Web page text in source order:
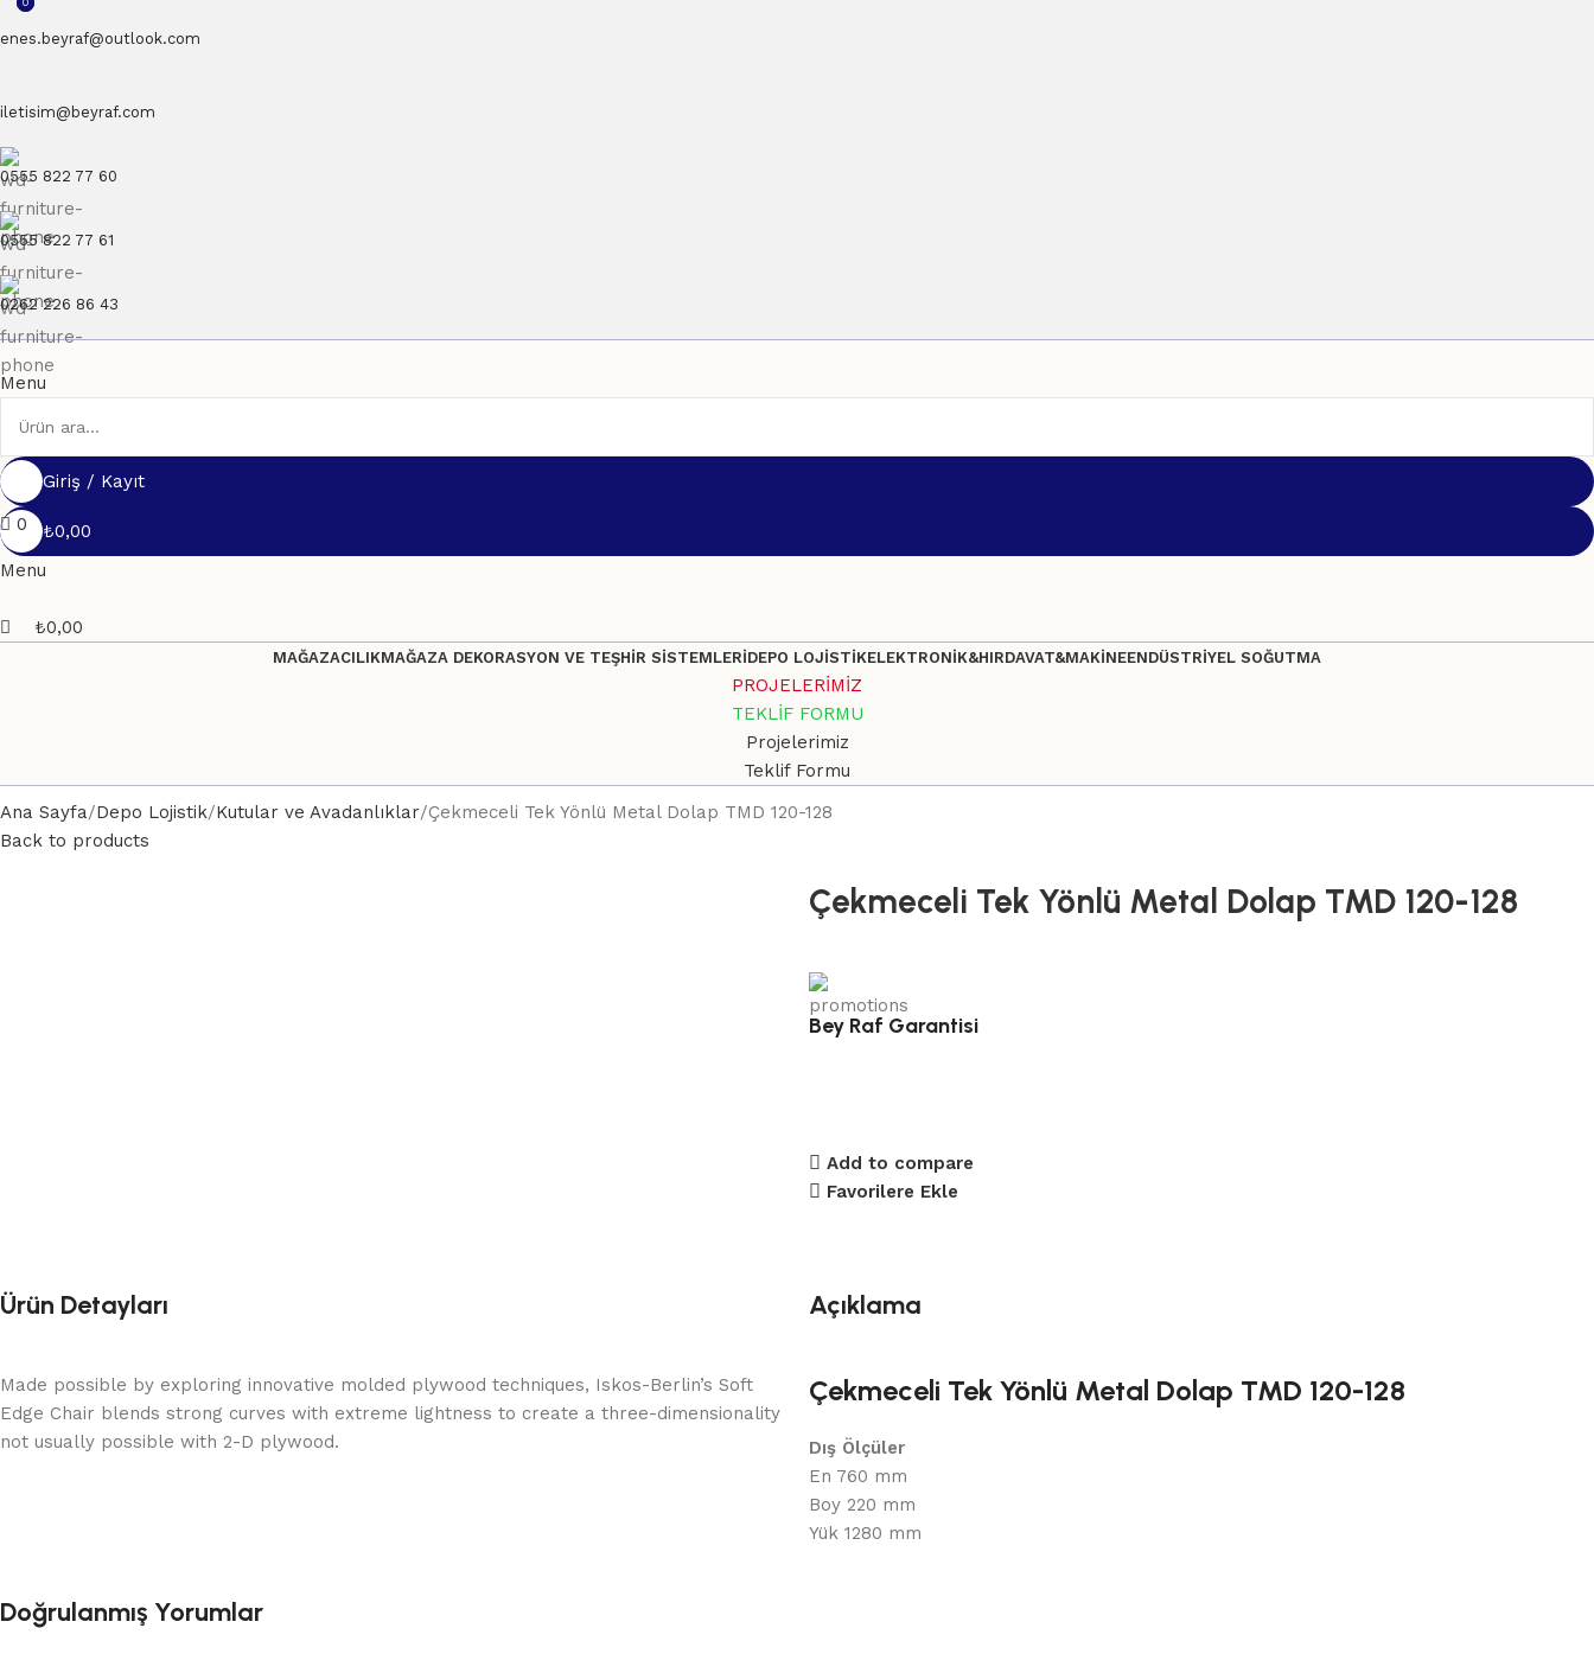
enes.beyraf@outlook.com
iletisim@beyraf.com
0555 822 77 60
0555 822 77 61
0262 226 86 43
Menu
Giriş / Kayıt
0
₺0,00
Menu
0
₺0,00
MAĞAZACILIKMAĞAZA DEKORASYON VE TEŞHİR SİSTEMLERİDEPO LOJİSTİKELEKTRONİK&HIRDAVAT&MAKİNEENDÜSTRİYEL SOĞUTMA
PROJELERİMİZ
TEKLİF FORMU
Projelerimiz
Teklif Formu
Ana Sayfa Depo Lojistik Kutular ve Avadanlıklar Çekmeceli Tek Yönlü Metal Dolap TMD 120-128
Back to products
Çekmeceli Tek Yönlü Metal Dolap TMD 120-128
Bey Raf Garantisi
Add to compare
Favorilere Ekle
Ürün Detayları
Made possible by exploring innovative molded plywood techniques, Iskos-Berlin’s Soft
Edge Chair blends strong curves with extreme lightness to create a three-dimensionality
not usually possible with 2-D plywood.
Açıklama
Çekmeceli Tek Yönlü Metal Dolap TMD 120-128
Dış Ölçüler
En 760 mm
Boy 220 mm
Yük 1280 mm
Doğrulanmış Yorumlar
0